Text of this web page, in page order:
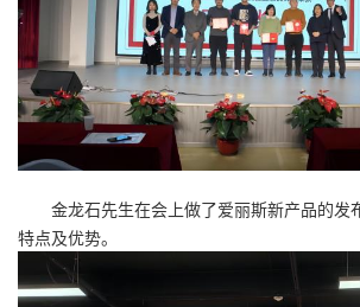
金龙石先生在会上做了爱丽斯新产品的发
特点及优势。